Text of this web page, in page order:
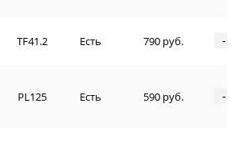
TF41.2 Есть 790 руб. -
PL125 Есть 590 руб. -